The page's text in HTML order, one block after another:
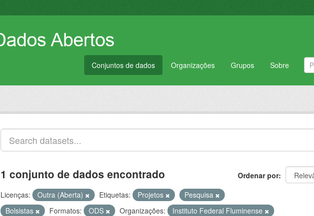
Conjuntos de dados Organizações Grupos Sobre
Ordenar por
1 conjunto de dados encontrado
Licenças: Outra (Aberta) Etiquetas: Projetos
Pesquisa
Bolsistas
Formatos: ODS Organizações: Instituto Federal Fluminense